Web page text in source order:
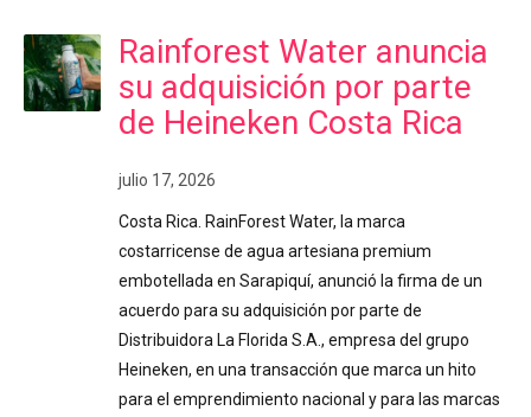
Rainforest Water anuncia
su adquisición por parte
de Heineken Costa Rica
julio 17, 2026
Costa Rica. RainForest Water, la marca
costarricense de agua artesiana premium
embotellada en Sarapiquí, anunció la firma de un
acuerdo para su adquisición por parte de
Distribuidora La Florida S.A., empresa del grupo
Heineken, en una transacción que marca un hito
para el emprendimiento nacional y para las marcas